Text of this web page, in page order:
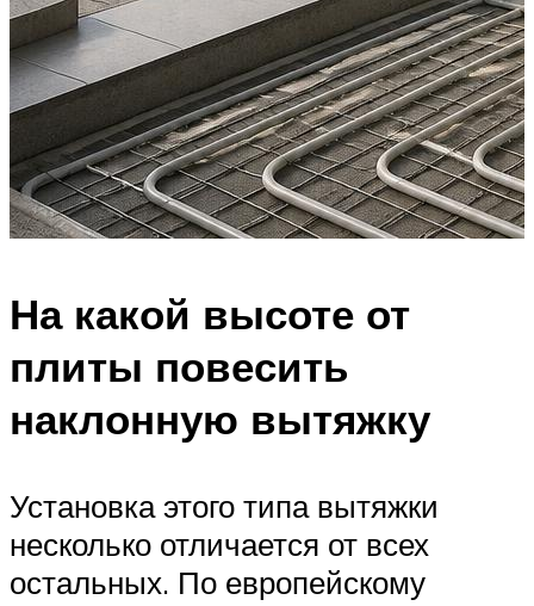
На какой высоте от
плиты повесить
наклонную вытяжку
Установка этого типа вытяжки
несколько отличается от всех
остальных. По европейскому